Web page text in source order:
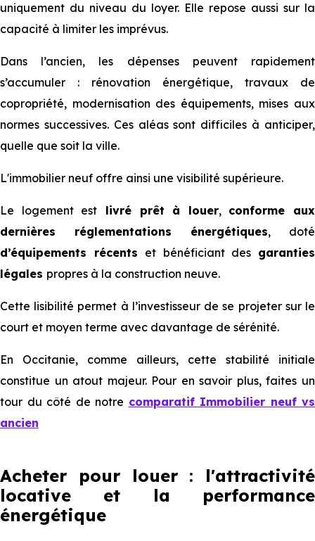
uniquement du niveau du loyer. Elle repose aussi sur la
capacité à limiter les imprévus.
Dans l’ancien, les dépenses peuvent rapidement
s’accumuler : rénovation énergétique, travaux de
copropriété, modernisation des équipements, mises aux
normes successives. Ces aléas sont difficiles à anticiper,
quelle que soit la ville.
L'immobilier neuf offre ainsi une visibilité supérieure.
Le logement est livré prêt à louer, conforme aux
dernières réglementations énergétiques, doté
d’équipements récents et bénéficiant des garanties
légales propres à la construction neuve.
Cette lisibilité permet à l’investisseur de se projeter sur le
court et moyen terme avec davantage de sérénité.
En Occitanie, comme ailleurs, cette stabilité initiale
constitue un atout majeur. Pour en savoir plus, faites un
tour du côté de notre comparatif Immobilier neuf vs
ancien
Acheter pour louer : l'attractivité
locative et la performance
énergétique